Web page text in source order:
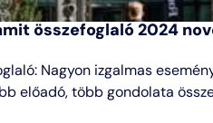
összefoglaló 2024
Nagyon izgalmas
előadó, több gondolata